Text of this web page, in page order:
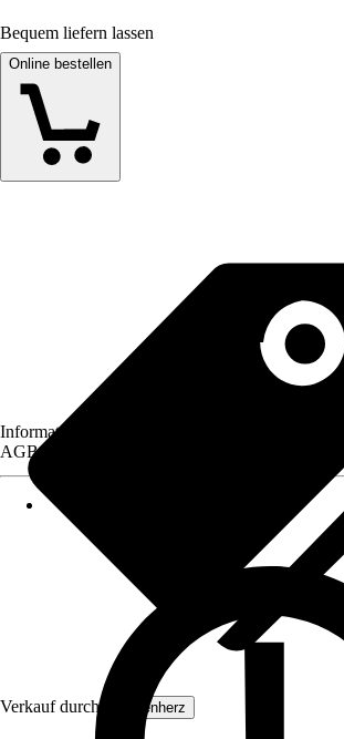
Bequem liefern lassen
Online bestellen
Verkauf durch: Exotenherz
Informationen des Verkäufers, wie z. B.
AGB, finden Sie bei Klick auf den